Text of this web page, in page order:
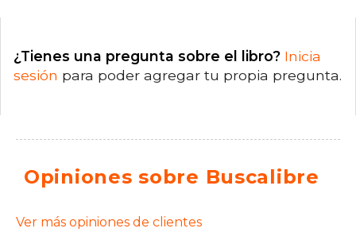
¿Tienes una pregunta sobre el libro? Inicia
sesión para poder agregar tu propia pregunta.
Opiniones sobre Buscalibre
Ver más opiniones de clientes